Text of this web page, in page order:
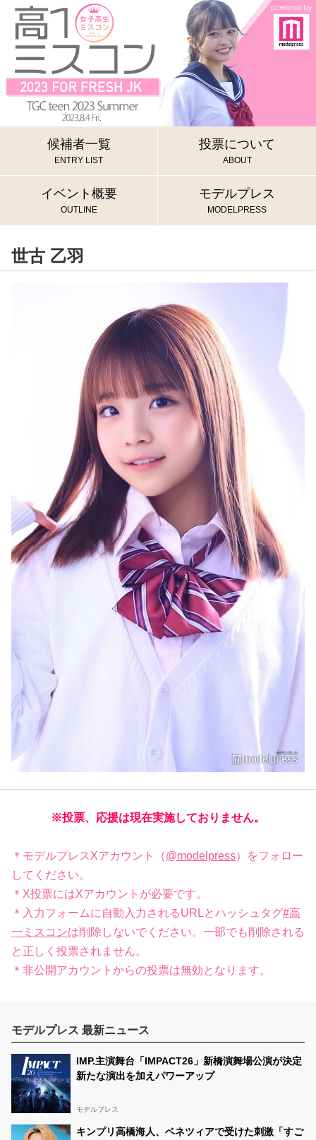
候補者一覧
ENTRY LIST
投票について
ABOUT
イベント概要
OUTLINE
モデルプレス
MODELPRESS
世古 乙羽
※投票、応援は現在実施しておりません。
＊モデルプレスXアカウント（@modelpress）をフォロー
してください。
＊X投票にはXアカウントが必要です。
＊入力フォームに自動入力されるURLとハッシュタグ#高
一ミスコンは削除しないでください。一部でも削除される
と正しく投票されません。
＊非公開アカウントからの投票は無効となります。
モデルプレス 最新ニュース
IMP.主演舞台「IMPACT26」新橋演舞場公演が決定
新たな演出を加えパワーアップ
モデルプレス
キンプリ高橋海人、ベネツィアで受けた刺激「すご